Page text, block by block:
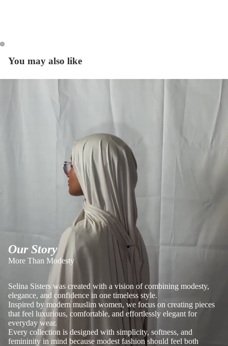
Open
Open
You may also like
Our Story
More Than Modesty
Selina Sisters was created with a vision of combining modesty,
elegance, and confidence in one timeless style.
Inspired by modern muslim women, we focus on creating pieces
that feel luxurious, comfortable, and effortlessly elegant for
everyday wear.
Every collection is designed with simplicity, softness, and
femininity in mind because modest fashion should feel both